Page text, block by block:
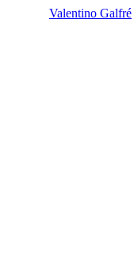
Valentino Galfré